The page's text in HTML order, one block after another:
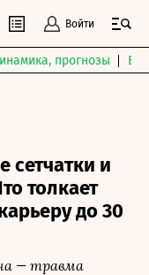
Войти
прогнозы
сетчатки и
толкает
до 30
— травма